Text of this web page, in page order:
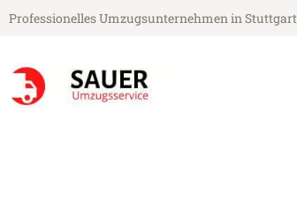
Professionelles Umzugsunternehmen in Stuttgart